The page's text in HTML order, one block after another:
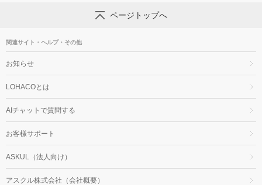
ページトップへ
関連サイト・ヘルプ・その他
お知らせ
LOHACOとは
AIチャットで質問する
お客様サポート
ASKUL（法人向け）
アスクル株式会社（会社概要）